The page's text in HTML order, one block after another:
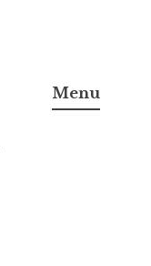
Menu